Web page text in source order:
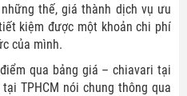
thế, giá thành dịch vụ ưu
kiệm được một khoản chi phí
của mình.
qua bảng giá – chiavari tại
TPHCM nói chung thông qua